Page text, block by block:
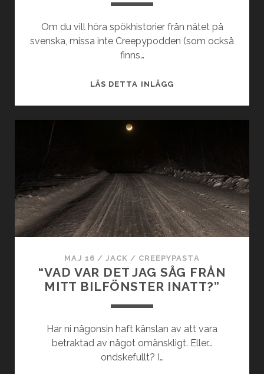
Om du vill höra spökhistorier från nätet på
svenska, missa inte Creepypodden (som också
finns…
LÄS DETTA INLÄGGNIO
LÄSA
MEN
TIMMAR
ATT
GLÖMMA
MAJ 16 / JACK / CREEPYPASTA
“VAD VAR DET JAG SÅG FRÅN
MITT BILFÖNSTER INATT?”
Har ni någonsin haft känslan av att vara
betraktad av något omänskligt. Eller…
ondskefullt? I…